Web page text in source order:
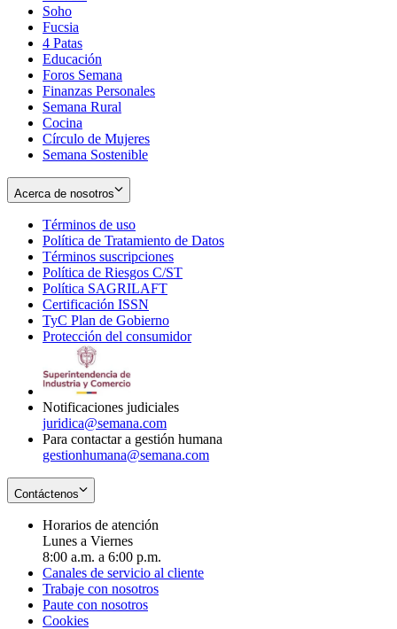
Soho
in
new
window
Fucsia
in
new
window
4 Patas
Educación
Foros Semana
Finanzas Personales
Semana Rural
Cocina
Círculo de Mujeres
Semana Sostenible
Acerca de nosotros
Términos de uso
in
new
window
Política de Tratamiento de Datos
Términos suscripciones
in
Política de Riesgos C/ST
Política SAGRILAFT
new
window
Certificación ISSN
in
new
TyC Plan de Gobierno
in
Protección del consumidorOpens
Notificaciones judiciales
juridica@semana.com
Para contactar a gestión humana
gestionhumana@semana.com
Contáctenos
Horarios de atención
Lunes a Viernes
8:00 a.m. a 6:00 p.m.
Canales de servicio al cliente
Trabaje con nosotros
Paute con nosotros
Cookies